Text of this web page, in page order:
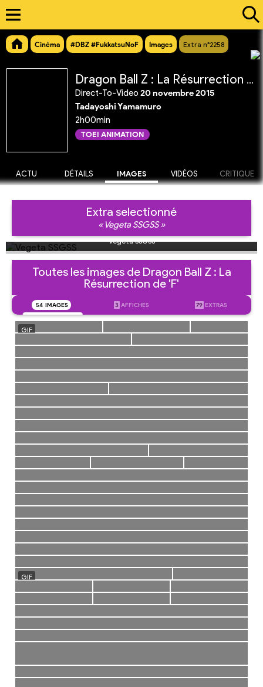
Cinéma #DBZ #FukkatsuNoF Images Extra n°2258
Dragon Ball Z : La Résurrection de 'F'
Direct-To-Video 20 novembre 2015
Tadayoshi Yamamuro
2h00min
TOEI ANIMATION
ACTU DÉTAILS IMAGES VIDÉOS CRITIQUE
Extra selectionné
« Vegeta SSGSS »
Vegeta SSGSS
Toutes les images de Dragon Ball Z : La
Résurrection de 'F'
54 IMAGES 3 AFFICHES 79 EXTRAS